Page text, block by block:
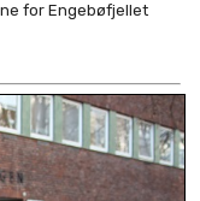
for Engebøfjellet